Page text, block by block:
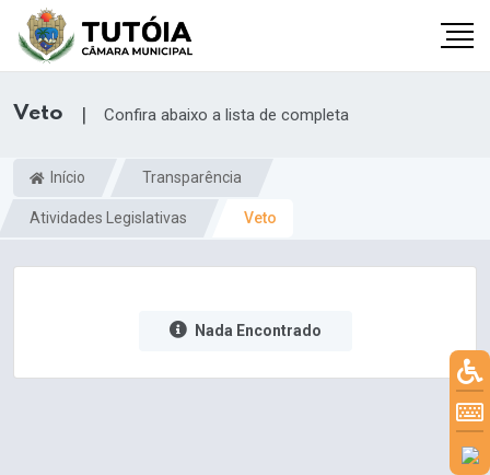
Veto | Confira abaixo a lista de completa
Início Transparência
Atividades Legislativas Veto
Nada Encontrado